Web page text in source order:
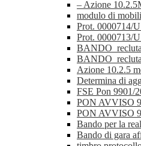
– Azione
modulo di
Prot. 0000714/
Prot. 0000713/
Azione 10.2.5
Determina di
FSE Pon 9901/
PON AVVISO
PON AVVISO
Bando per la
Bando di gara